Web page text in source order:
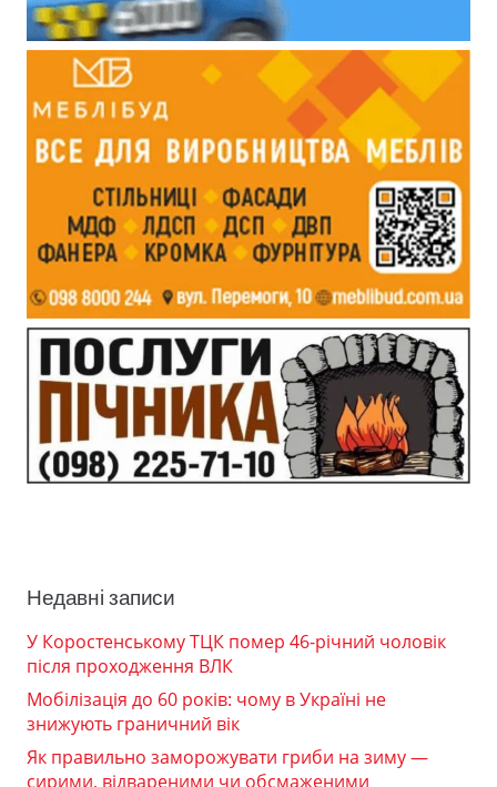
Недавні записи
У Коростенському ТЦК помер 46-річний чоловік
після проходження ВЛК
Мобілізація до 60 років: чому в Україні не
знижують граничний вік
Як правильно заморожувати гриби на зиму —
сирими, відвареними чи обсмаженими